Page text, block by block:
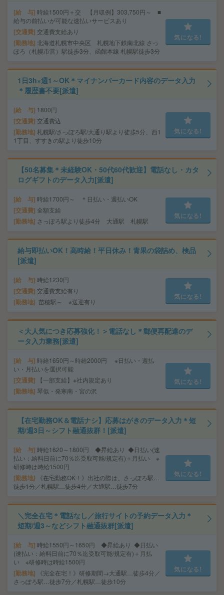
給 与 時給1500円＋交 【月収例】303,750円～ ■
給与の前払いが可能な速払いサービスあり
交通費 交通費支給あり
勤務地 北海道札幌市中央区 札幌地下鉄南北線 さっ
ぽろ（札幌市営）駅徒歩3分、函館本線 札幌駅徒歩3分
気になる!
1日3h×週1～OK＊マイナンバーカード内容のデータ入力
＊履歴書不要[派遣]
給 与 1800円
交通費 交通費込
勤務地 札幌駅/さっぽろ駅/大通り駅より徒歩5分、西1
1丁目、すすきの駅より徒歩10分
気になる!
【50名募集＊未経験OK・50代60代歓迎】電話なし・カタ
ログギフトのデータ入力[派遣]
給 与 時給1700円～ ＊日払い・週払いOK
交通費 全額支給
勤務地 さっぽろ駅より徒歩4分 大通駅 札幌駅
気になる!
給与即払いOK！高時給！平日休み！青果の袋詰め、検品
[派遣]
給 与 時給1230円
交通費 交通費支給有り
勤務地 苗穂駅～ ※送迎有り
気になる!
＜大人気につき応募強化！＞電話なし＊郵便再配達のデ
ータ入力業務[派遣]
給 与 時給1650円～時給2000円 ※日払い・週払
い・月払いを選択可能
交通費 【一部支給】※社内規定あり
勤務地 琴似・発寒南・宮の沢
気になる!
【在宅勤務OK＆電話ナシ】応募はがきのデータ入力＊短
期/週3日～シフト融通抜群！[派遣]
給 与 時給1620～1800円 ◆昇給あり ◆日払い(速
払い：給料日前に70％迄受取可能/規定有)＋月払い ※
研修時は時給1500円
勤務地
《在宅勤務OK！》出社の際は、さっぽろ駅…
徒歩1分／札幌駅…徒歩4分／大通駅…徒歩7分
気になる!
＼完全在宅＊電話なし／旅行サイトの予約データ入力＊
短期/週3～などシフト融通抜群[派遣]
給 与 時給1550円～1650円 ◆昇給あり ◆日払い
(速払い：給料日前に70％迄受取可能/規定有)＋月払
い ※研修時は時給1500円
勤務地
《完全在宅！》研修期間→大通駅…徒歩4分／
さっぽろ駅…徒歩7分／札幌駅…徒歩10分
気になる!